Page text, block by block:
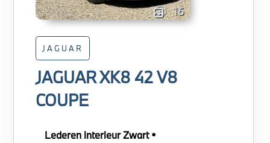
16
JAGUAR
JAGUAR XK8 42 V8
COUPE
Lederen interieur Zwart •